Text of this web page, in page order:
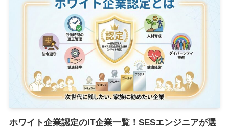
ホワイト企業認定のIT企業一覧！SESエンジニアが選